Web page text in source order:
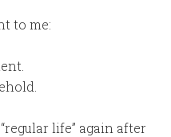
to me:
life” again after